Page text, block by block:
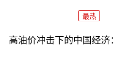
最热
高油价冲击下的中国经济